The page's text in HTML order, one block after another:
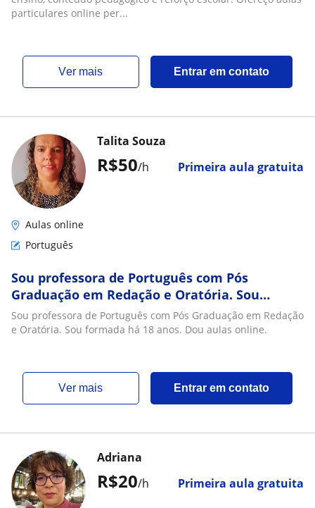
particulares online per...
ver mais Entrar em contato
R$50/h Primeira aula gratuita
Talita Souza
Aulas online
Português
Sou professora de Português com Pós
Graduação em Redação e Oratória. Sou
formada há 18 anos. Dou aulas online
Sou professora de Português com Pós Graduação em Redação
e Oratória. Sou formada há 18 anos. Dou aulas online.
ver mais Entrar em contato
R$20/h Primeira aula gratuita
Adriana